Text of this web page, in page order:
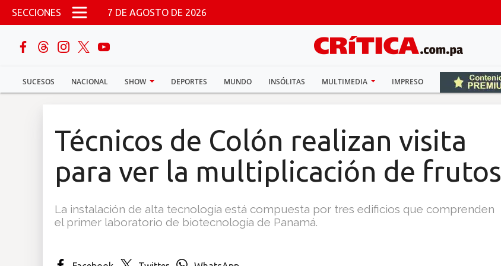
Pasar al contenido principal
SECCIONES 7 DE AGOSTO DE 2026
SUCESOS NACIONAL SHOW DEPORTES MUNDO INSÓLITAS MULTIMEDIA IMPRESO
buscar
Sucesos
Técnicos de Colón realizan visita
para ver la multiplicación de frutos
La instalación de alta tecnología está compuesta por tres edificios que comprenden
el primer laboratorio de biotecnología de Panamá.